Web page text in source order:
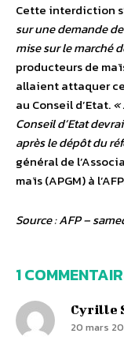
Cette interdiction
sur une demande
mise sur le marché
producteurs de
allaient attaquer
au Conseil d’Etat.«
Conseil d’Etat
après le dépôt du
général de
maïs (APGM) à
Source : AFP –
1
Cyrille
20 mars